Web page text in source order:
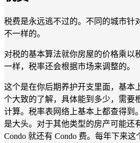
税费是永远逃不过的。不同的城市针
不一样的。
对税的基本算法就你房屋的价格乘以
一样，税率还会根据市场来调整的。
这个是在你后期养护开支里面，基本
个大致的了解，具体能到多少，需要
计算。税率表网络上基本上都查得到
是大头。对于其他类型的房产可能还
Condo 就还有 Condo 费。每年下来